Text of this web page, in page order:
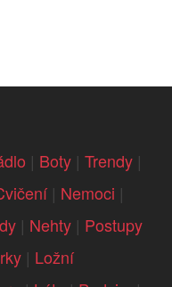
| Boty | Trendy |
| Nemoci |
| Nehty | Postupy
| Ložní